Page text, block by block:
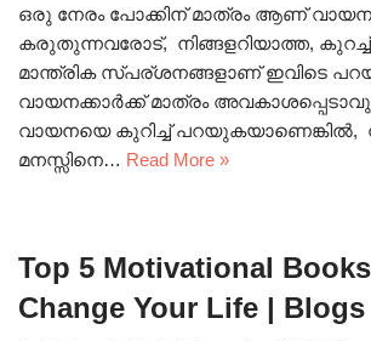
ഒരു നേരം പോക്കിന് മാത്രം ആണ്
കരുതുന്നവരോട്, നിങ്ങളറിയാത്ത,
മാന്ത്രിക സ്പര്ശനങ്ങളാണ് ഇവിടെ
വായനക്കാർക്ക് മാത്രം
വായനയെ കുറിച്ച് പറയുകയാണെങ്കിൽ,
മനസ്സിനെ… Read More »
Top 5 Motivational
Change Your Life | Blogs